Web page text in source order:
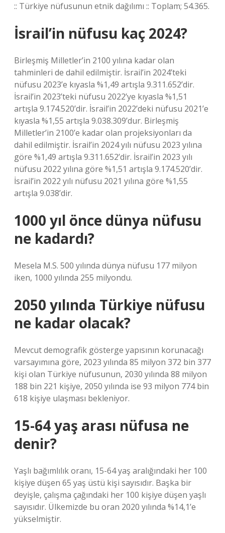
:: Türkiye nüfusunun etnik dağılımı :: Toplam; 54.365.
İsrail’in nüfusu kaç 2024?
Birleşmiş Milletler’in 2100 yılına kadar olan
tahminleri de dahil edilmiştir. İsrail’in 2024’teki
nüfusu 2023’e kıyasla %1,49 artışla 9.311.652’dir.
İsrail’in 2023’teki nüfusu 2022’ye kıyasla %1,51
artışla 9.174.520’dir. İsrail’in 2022’deki nüfusu 2021’e
kıyasla %1,55 artışla 9.038.309’dur. Birleşmiş
Milletler’in 2100’e kadar olan projeksiyonları da
dahil edilmiştir. İsrail’in 2024 yılı nüfusu 2023 yılına
göre %1,49 artışla 9.311.652’dir. İsrail’in 2023 yılı
nüfusu 2022 yılına göre %1,51 artışla 9.174.520’dir.
İsrail’in 2022 yılı nüfusu 2021 yılına göre %1,55
artışla 9.038’dir.
1000 yıl önce dünya nüfusu
ne kadardı?
Mesela M.S. 500 yılında dünya nüfusu 177 milyon
iken, 1000 yılında 255 milyondu.
2050 yılında Türkiye nüfusu
ne kadar olacak?
Mevcut demografik gösterge yapısının korunacağı
varsayımına göre, 2023 yılında 85 milyon 372 bin 377
kişi olan Türkiye nüfusunun, 2030 yılında 88 milyon
188 bin 221 kişiye, 2050 yılında ise 93 milyon 774 bin
618 kişiye ulaşması bekleniyor.
15-64 yaş arası nüfusa ne
denir?
Yaşlı bağımlılık oranı, 15-64 yaş aralığındaki her 100
kişiye düşen 65 yaş üstü kişi sayısıdır. Başka bir
deyişle, çalışma çağındaki her 100 kişiye düşen yaşlı
sayısıdır. Ülkemizde bu oran 2020 yılında %14,1’e
yükselmiştir.